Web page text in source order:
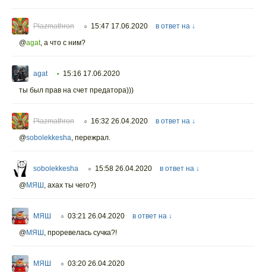
Plazmathron ○ 15:47 17.06.2020
в ответ на ↓
@agat, а что с ним?
agat • 15:16 17.06.2020
ты был прав на счет предатора)))
Plazmathron ○ 16:32 26.04.2020
в ответ на ↓
@sobolekkesha, пережрал.
sobolekkesha ○ 15:58 26.04.2020
в ответ на ↓
@МЯШ , ахах ты чего?)
МЯШ ○ 03:21 26.04.2020
в ответ на ↓
@МЯШ , проревелась сучка?!
МЯШ ○ 03:20 26.04.2020